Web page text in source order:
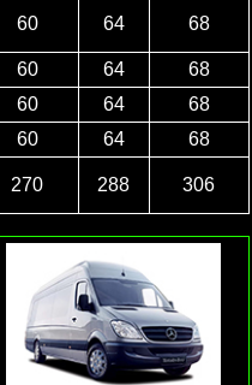
60 64 68
60 64
68
60 64
68
60 64
68
270 288 306